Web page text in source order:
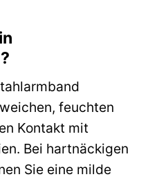
feuchten
Kontakt mit
Bei hartnäckigen
Sie eine milde